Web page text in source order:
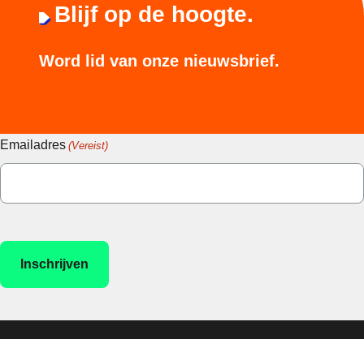
Blijf op de hoogte.
Word lid van onze nieuwsbrief.
Emailadres (Vereist)